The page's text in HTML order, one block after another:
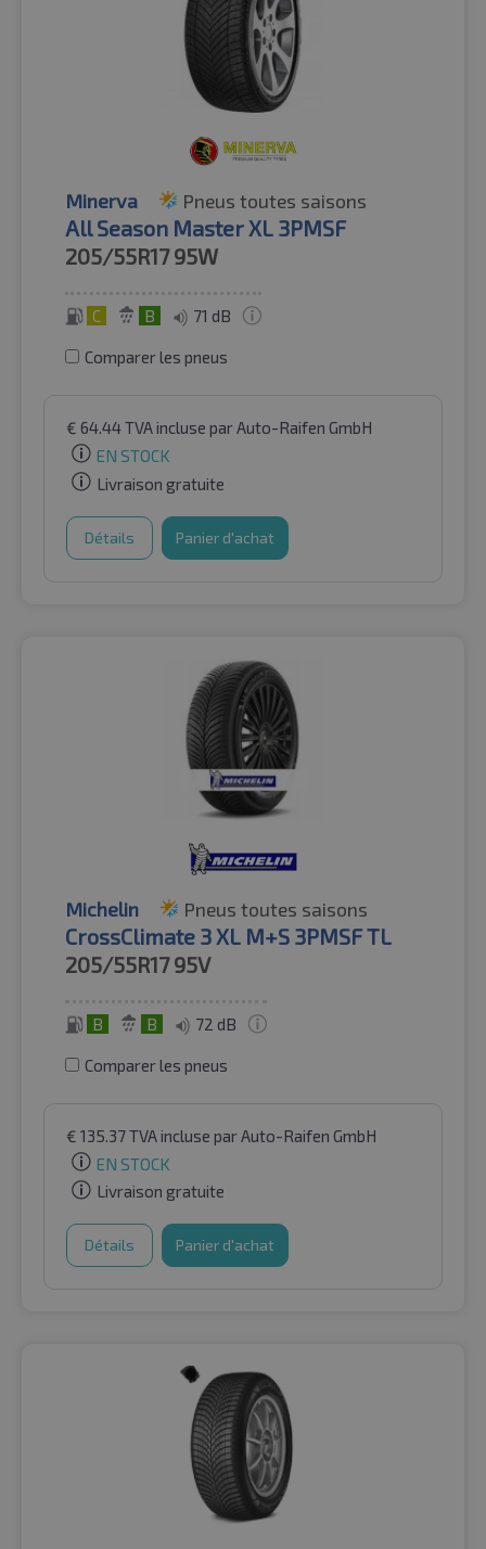
Minerva Pneus toutes saisons
All Season Master XL 3PMSF
205/55R17 95W
C B 71 dB
Comparer les pneus
€ 64.44TVA incluse par Auto-Raifen GmbH
EN STOCK
Livraison gratuite
Détails Panier d'achat
Michelin Pneus toutes saisons
CrossClimate 3 XL M+S 3PMSF TL
205/55R17 95V
B B 72 dB
Comparer les pneus
€ 135.37TVA incluse par Auto-Raifen GmbH
EN STOCK
Livraison gratuite
Détails Panier d'achat